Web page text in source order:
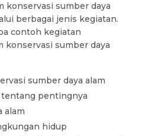
konservasi sumber daya
berbagai jenis kegiatan.
contoh kegiatan
konservasi sumber daya
sumber daya alam
pentingnya
alam
hidup